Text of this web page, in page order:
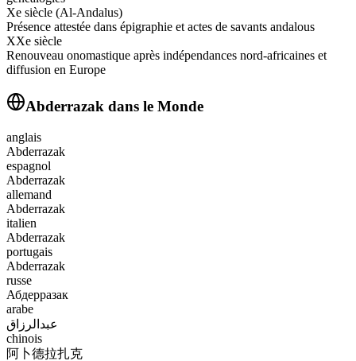
Xe siècle (Al‑Andalus)
Présence attestée dans épigraphie et actes de savants andalous
XXe siècle
Renouveau onomastique après indépendances nord‑africaines et
diffusion en Europe
Abderrazak dans le Monde
anglais
Abderrazak
espagnol
Abderrazak
allemand
Abderrazak
italien
Abderrazak
portugais
Abderrazak
russe
Абдерразак
arabe
عبدالرزاق
chinois
阿卜德拉扎克